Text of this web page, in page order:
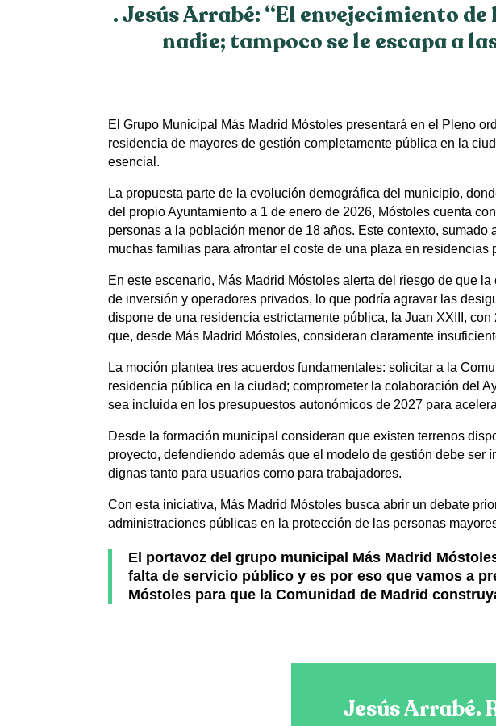
. Jesús Arrabé: “El envejecimiento
nadie; tampoco se le escapa a
El Grupo Municipal Más Madrid Móstoles presentará en el Pleno
residencia de mayores de gestión completamente pública en la
esencial.
La propuesta parte de la evolución demográfica del municipio,
del propio Ayuntamiento a 1 de enero de 2026, Móstoles cuenta
personas a la población menor de 18 años. Este contexto,
muchas familias para afrontar el coste de una plaza en
En este escenario, Más Madrid Móstoles alerta del riesgo de que
de inversión y operadores privados, lo que podría agravar las
dispone de una residencia estrictamente pública, la Juan XXIII,
que, desde Más Madrid Móstoles, consideran claramente
La moción plantea tres acuerdos fundamentales: solicitar a la
residencia pública en la ciudad; comprometer la colaboración del
sea incluida en los presupuestos autonómicos de 2027 para
Desde la formación municipal consideran que existen terrenos
proyecto, defendiendo además que el modelo de gestión debe
dignas tanto para usuarios como para trabajadores.
Con esta iniciativa, Más Madrid Móstoles busca abrir un debate
administraciones públicas en la protección de las personas
El portavoz del grupo municipal Más Madrid
falta de servicio público y es por eso que vamos a
Móstoles para que la Comunidad de Madrid
Jesús Arrabé.